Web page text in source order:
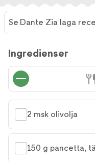
Dante
Zia laga
receptet
Se Dante Zia laga
Ingredienser
2 msk olivolja
150 g pancetta,